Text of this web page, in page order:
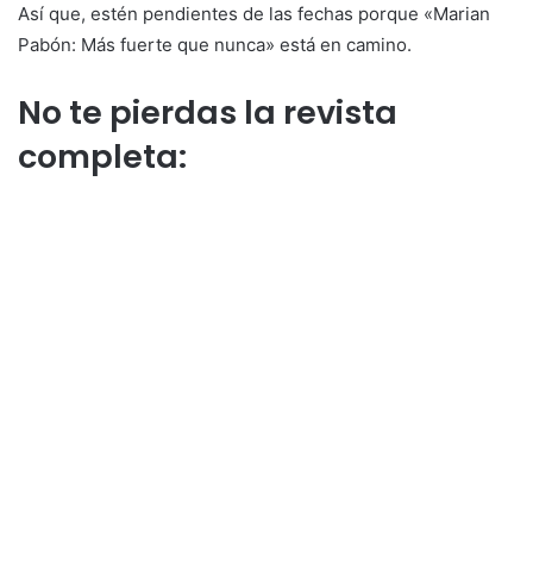
Así que, estén pendientes de las fechas porque «Marian
Pabón: Más fuerte que nunca» está en camino.
No te pierdas la revista
completa: